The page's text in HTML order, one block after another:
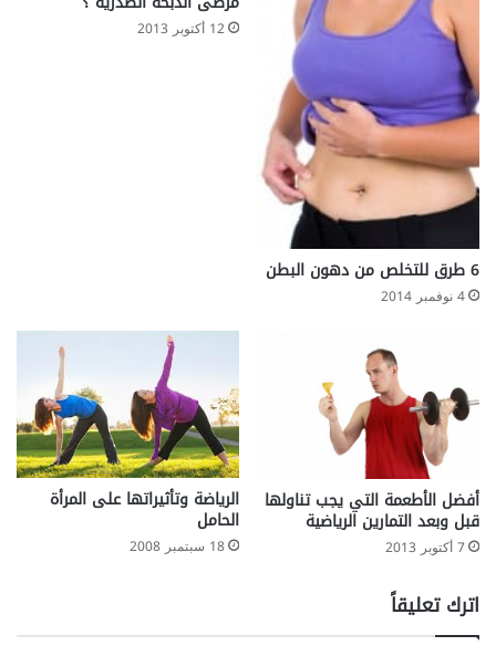
أ
م
ا
ل
ح
م
ي
ق
ل
ي
دّ
؟
6 طرق للتخلص من دهون البطن
4 نوفمبر 2014
12 أكتوبر 2013
أفضل الأطعمة التي يجب تناولها
قبل وبعد التمارين الرياضية
7 أكتوبر 2013
الرياضة وتأثيراتها على المرأة
الحامل
18 سبتمبر 2008
اترك تعليقاً